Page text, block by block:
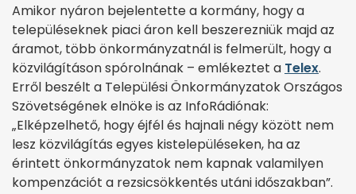
Amikor nyáron bejelentette a kormány, hogy a
településeknek piaci áron kell beszerezniük majd az
áramot, több önkormányzatnál is felmerült, hogy a
közvilágításon spórolnának – emlékeztet a Telex.
Erről beszélt a Települési Önkormányzatok Országos
Szövetségének elnöke is az InfoRádiónak:
„Elképzelhető, hogy éjfél és hajnali négy között nem
lesz közvilágítás egyes kistelepüléseken, ha az
érintett önkormányzatok nem kapnak valamilyen
kompenzációt a rezsicsökkentés utáni időszakban”.